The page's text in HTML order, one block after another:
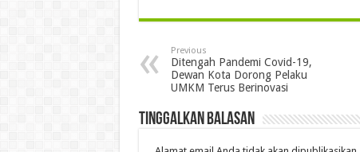
Previous
Ditengah Pandemi Covid-19,
Dewan Kota Dorong Pelaku
UMKM Terus Berinovasi
Tinggalkan Balasan